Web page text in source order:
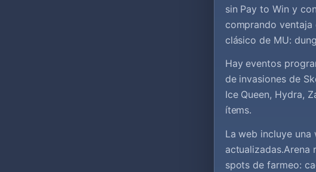
sin Pay to Win y
comprando ventaja
clásico de MU:
Hay eventos
de invasiones de
Ice Queen, Hydra,
ítems.
La web incluye una
spots de farmeo: